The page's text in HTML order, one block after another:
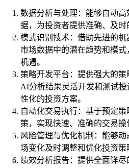
数据分析与处理：能够自动
据，为投资者提供准确、及时
模式识别技术：借助先进的
市场数据中的潜在趋势和模
机遇。
策略开发平台：提供强大的
AI分析结果灵活开发和测试
性化的投资方案。
自动化交易执行：基于预定
策，实现快速、准确的交易操
风险管理与优化机制：能够
场变化及时调整和优化投资策
绩效分析报告：提供全面详